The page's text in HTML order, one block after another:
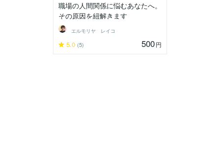
職場の人間関係に悩むあなたへ。
その原因を紐解きます
エルモリヤ レイコ
5.0 (5) 500円